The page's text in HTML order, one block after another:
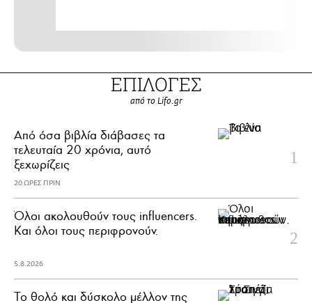
ΕΠΙΛΟΓΕΣ
από το Lifo.gr
Από όσα βιβλία διάβασες τα
τελευταία 20 χρόνια, αυτό
ξεχωρίζεις
20 ΩΡΕΣ ΠΡΙΝ
Όλοι ακολουθούν τους influencers.
Και όλοι τους περιφρονούν.
5.8.2026
Το θολό και δύσκολο μέλλον της